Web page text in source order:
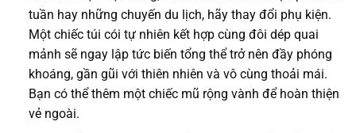
tuần hay những chuyến du lịch, hãy thay đổi phụ kiện.
Một chiếc túi cói tự nhiên kết hợp cùng đôi dép quai
mảnh sẽ ngay lập tức biến tổng thể trở nên đầy phóng
khoáng, gần gũi với thiên nhiên và vô cùng thoải mái.
Bạn có thể thêm một chiếc mũ rộng vành để hoàn thiện
vẻ ngoài.